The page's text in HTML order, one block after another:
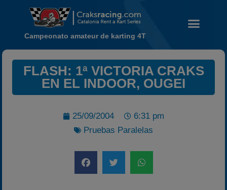
Noticias
Calendario
Campeonato amateur de karting 4T
FLASH: 1ª VICTORIA CRAKS
EN EL INDOOR, OUGEI
25/09/2004
6:31 pm
Pruebas Paralelas